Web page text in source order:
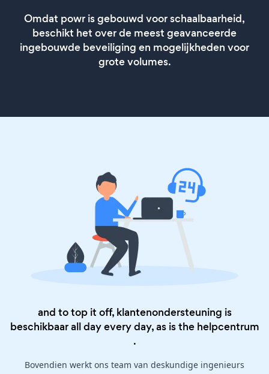
Omdat powr is gebouwd voor schaalbaarheid,
beschikt het over de meest geavanceerde
ingebouwde beveiliging en mogelijkheden voor
grote volumes.
and to top it off, klantenondersteuning is
beschikbaar all day every day, as is the helpcentrum
.
Bovendien werkt ons team van deskundige ingenieurs